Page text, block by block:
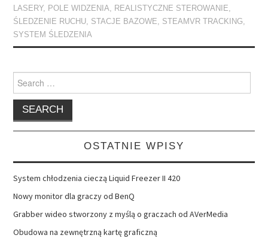
LASERY, POLE WIDZENIA, REALISTYCZNE STEROWANIE,
ŚLEDZENIE RUCHU, STACJE BAZOWE, STEAMVR TRACKING,
SYSTEM ŚLEDZENIA
Search
for:
OSTATNIE WPISY
System chłodzenia cieczą Liquid Freezer II 420
Nowy monitor dla graczy od BenQ
Grabber wideo stworzony z myślą o graczach od AVerMedia
Obudowa na zewnętrzną kartę graficzną